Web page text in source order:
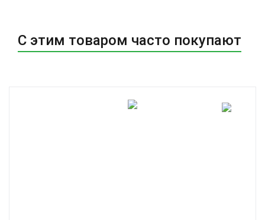
С этим товаром часто покупают